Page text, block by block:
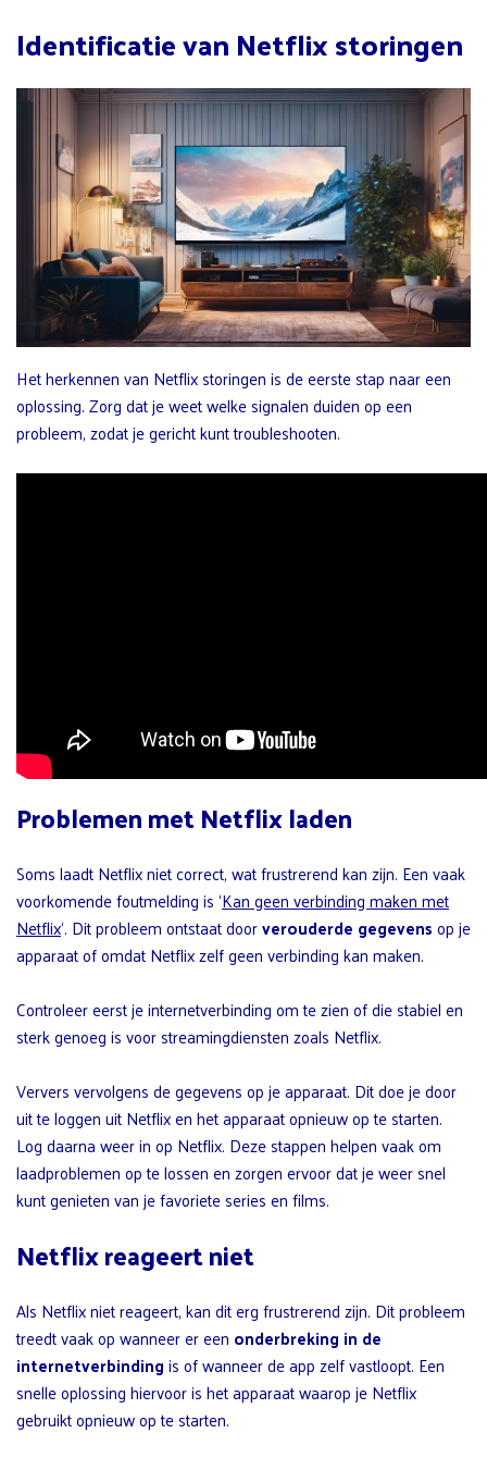
Identificatie van Netflix storingen
Het herkennen van Netflix storingen is de eerste stap naar een
oplossing. Zorg dat je weet welke signalen duiden op een
probleem, zodat je gericht kunt troubleshooten.
Problemen met Netflix laden
Soms laadt Netflix niet correct, wat frustrerend kan zijn. Een vaak
voorkomende foutmelding is ‘Kan geen verbinding maken met
Netflix‘. Dit probleem ontstaat doorverouderde gegevensop je
apparaat of omdat Netflix zelf geen verbinding kan maken.
Controleer eerst je internetverbinding om te zien of die stabiel en
sterk genoeg is voor streamingdiensten zoals Netflix.
Ververs vervolgens de gegevens op je apparaat. Dit doe je door
uit te loggen uit Netflix en het apparaat opnieuw op te starten.
Log daarna weer in op Netflix. Deze stappen helpen vaak om
laadproblemen op te lossen en zorgen ervoor dat je weer snel
kunt genieten van je favoriete series en films.
Netflix reageert niet
Als Netflix niet reageert, kan dit erg frustrerend zijn. Dit probleem
treedt vaak op wanneer er een onderbreking in de
internetverbindingis of wanneer de app zelf vastloopt. Een
snelle oplossing hiervoor is het apparaat waarop je Netflix
gebruikt opnieuw op te starten.